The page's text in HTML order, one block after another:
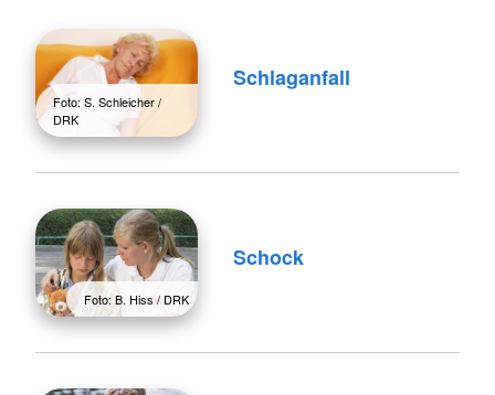
Foto: S. Schleicher /
DRK
Schlaganfall
Foto: B. Hiss / DRK
Schock